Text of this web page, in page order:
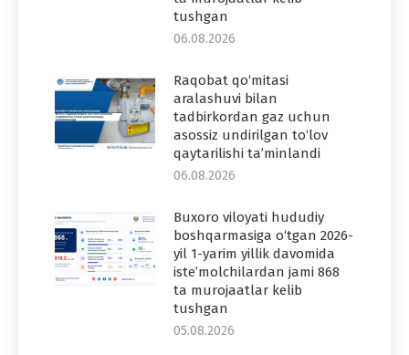
tushgan
06.08.2026
Raqobat qo‘mitasi
aralashuvi bilan
tadbirkordan gaz uchun
asossiz undirilgan to‘lov
qaytarilishi ta’minlandi
06.08.2026
Buxoro viloyati hududiy
boshqarmasiga o‘tgan 2026-
yil 1-yarim yillik davomida
iste’molchilardan jami 868
ta murojaatlar kelib
tushgan
05.08.2026